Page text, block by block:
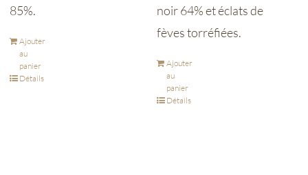
85%.
Ajouter
au
panier
Détails
noir 64% et éclats de
fèves torréfiées.
Ajouter
au
panier
Détails